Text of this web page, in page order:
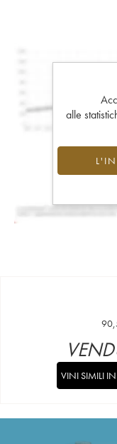
alle
VINI SIMILI